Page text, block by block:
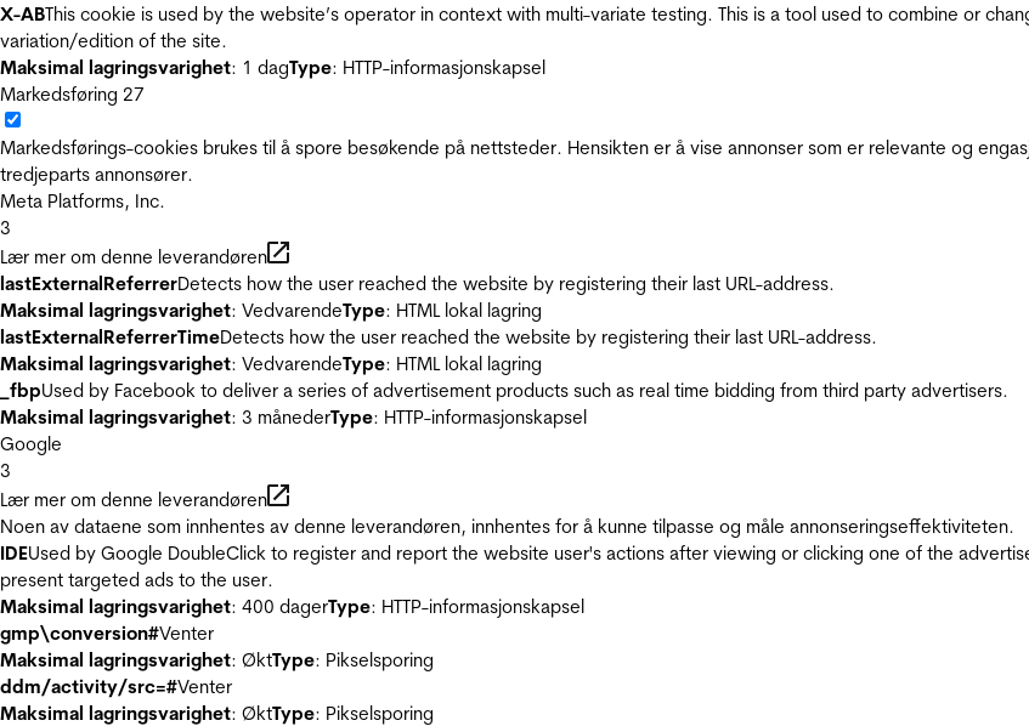
X-ABThis cookie is used by the website’s operator in context with multi-variate testing. This is a tool used to combine or
variation/edition of the site.
Maksimal lagringsvarighet: 1 dagType: HTTP-informasjonskapsel
Markedsføring 27
Markedsførings-cookies brukes til å spore besøkende på nettsteder. Hensikten er å vise annonser som er relevante og
tredjeparts annonsører.
Meta Platforms, Inc.
3
Lær mer om denne leverandøren
lastExternalReferrerDetects how the user reached the website by registering their last URL-address.
Maksimal lagringsvarighet: VedvarendeType: HTML lokal lagring
lastExternalReferrerTimeDetects how the user reached the website by registering their last URL-address.
Maksimal lagringsvarighet: VedvarendeType: HTML lokal lagring
_fbpUsed by Facebook to deliver a series of advertisement products such as real time bidding from third party advertisers.
Maksimal lagringsvarighet: 3 månederType: HTTP-informasjonskapsel
Google
3
Lær mer om denne leverandøren
Noen av dataene som innhentes av denne leverandøren, innhentes for å kunne tilpasse og måle annonseringseffektiviteten.
IDEUsed by Google DoubleClick to register and report the website user's actions after viewing or clicking one of the
present targeted ads to the user.
Maksimal lagringsvarighet: 400 dagerType: HTTP-informasjonskapsel
gmp\conversion#Venter
Maksimal lagringsvarighet: ØktType: Pikselsporing
ddm/activity/src=#Venter
Maksimal lagringsvarighet: ØktType: Pikselsporing